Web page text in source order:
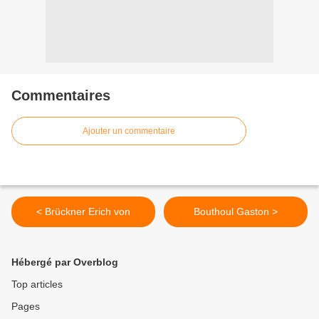
Commentaires
Ajouter un commentaire
< Brückner Erich von Bouthoul Gaston >
Hébergé par Overblog
Top articles
Pages